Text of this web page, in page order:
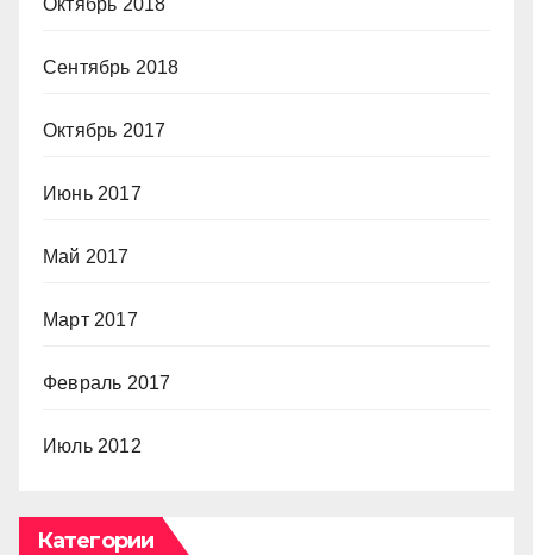
Сентябрь 2018
Октябрь 2017
Июнь 2017
Май 2017
Март 2017
Февраль 2017
Июль 2012
Категории